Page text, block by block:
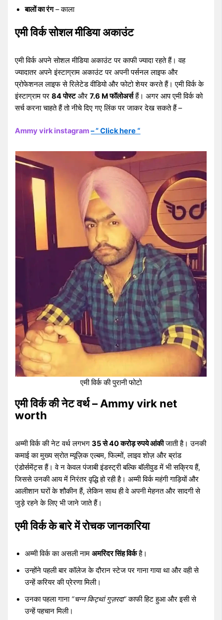
बालों का रंग– काला
एमी विर्क सोशल मीडिया अकाउंट
एमी विर्क अपने सोशल मीडिया अकाउंट पर काफी ज्यादा रहते हैं। वह
ज्यादातर अपने इंस्टाग्राम अकाउंट पर अपनी पर्सनल लाइफ और
प्रोफेशनल लाइफ से रिलेटेड वीडियो और फोटो शेयर करते हैं। एमी विर्क के
इंस्टाग्राम पर84 पोस्टऔर7.6 M फॉलोअर्सहैं। अगर आप एमी विर्क को
सर्च करना चाहते हैं तो नीचे दिए गए लिंक पर जाकर देख सकते हैं –
Ammy virk instagram– ” Click here “
एमी विर्क की पुरानी फोटो
एमी विर्क की नेट वर्थ – Ammy virk net
worth
अम्मी विर्क की नेट वर्थ लगभग35 से 40 करोड़ रुपये आंकीजाती है। उनकी
कमाई का मुख्य स्रोत म्यूज़िक एल्बम, फिल्मों, लाइव शोज़ और ब्रांड
एंडोर्समेंट्स हैं। वे न केवल पंजाबी इंडस्ट्री बल्कि बॉलीवुड में भी सक्रिय हैं,
जिससे उनकी आय में निरंतर वृद्धि हो रही है। अम्मी विर्क महंगी गाड़ियों और
आलीशान घरों के शौकीन हैं, लेकिन साथ ही वे अपनी मेहनत और सादगी से
जुड़े रहने के लिए भी जाने जाते हैं।
एमी विर्क के बारे में रोचक जानकारिया
अम्मी विर्क का असली नामअमरिंदर सिंह विर्कहै।
उन्होंने पहली बार कॉलेज के दौरान स्टेज पर गाना गाया था और वही से
उन्हें करियर की प्रेरणा मिली।
उनका पहला गाना “चन्न किट्थां गुज़रदा”काफी हिट हुआ और इसी से
उन्हें पहचान मिली।